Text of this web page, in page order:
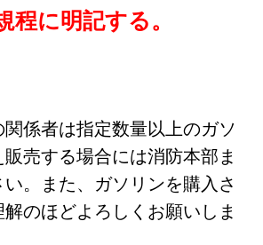
程に明記する。
係者は指定数量以上のガソ
販売する場合には消防本部ま
。また、ガソリンを購入さ
のほどよろしくお願いしま